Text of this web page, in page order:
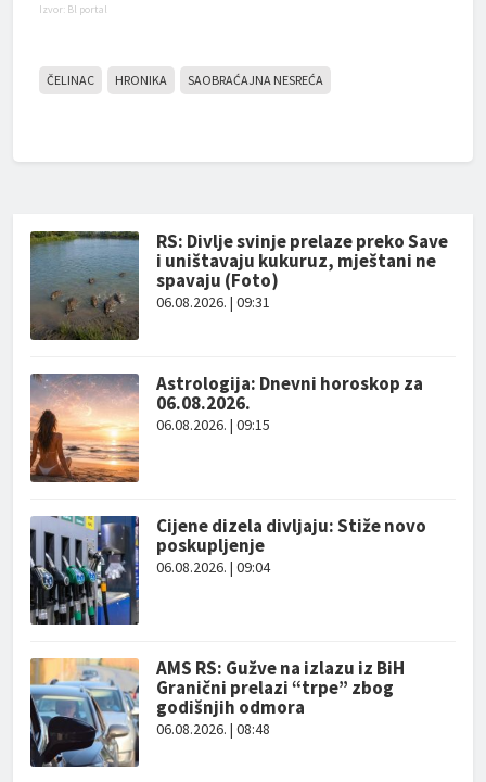
Izvor: Bl portal
ČELINAC HRONIKA SAOBRAĆAJNA NESREĆA
RS: Divlje svinje prelaze preko Save
i uništavaju kukuruz, mještani ne
spavaju (Foto)
06.08.2026. | 09:31
Astrologija: Dnevni horoskop za
06.08.2026.
06.08.2026. | 09:15
Cijene dizela divljaju: Stiže novo
poskupljenje
06.08.2026. | 09:04
AMS RS: Gužve na izlazu iz BiH
Granični prelazi “trpe” zbog
godišnjih odmora
06.08.2026. | 08:48